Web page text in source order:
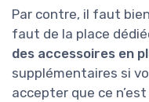
Par contre, il faut
faut de la place
des accessoires en
supplémentaires si
accepter que ce